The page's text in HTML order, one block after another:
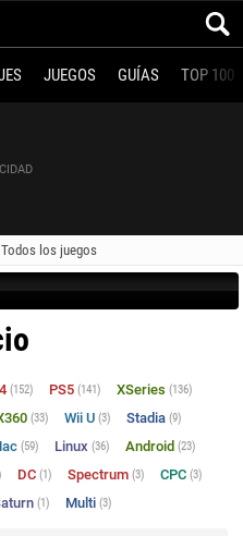
JUEGOS GUÍAS TOP 100
los juegos
(152) PS5 (141) XSeries (136)
(33) Wii U (3) Stadia (9)
(59) Linux (36) Android (23)
DC (1) Spectrum (3) CPC (3)
(1) Multi (3)